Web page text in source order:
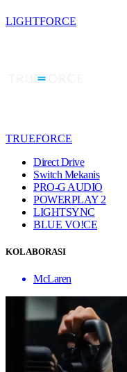
LIGHTFORCE
TRUEFORCE
Direct Drive
Switch Mekanis
PRO-G AUDIO
POWERPLAY 2
LIGHTSYNC
BLUE VO!CE
KOLABORASI
McLaren